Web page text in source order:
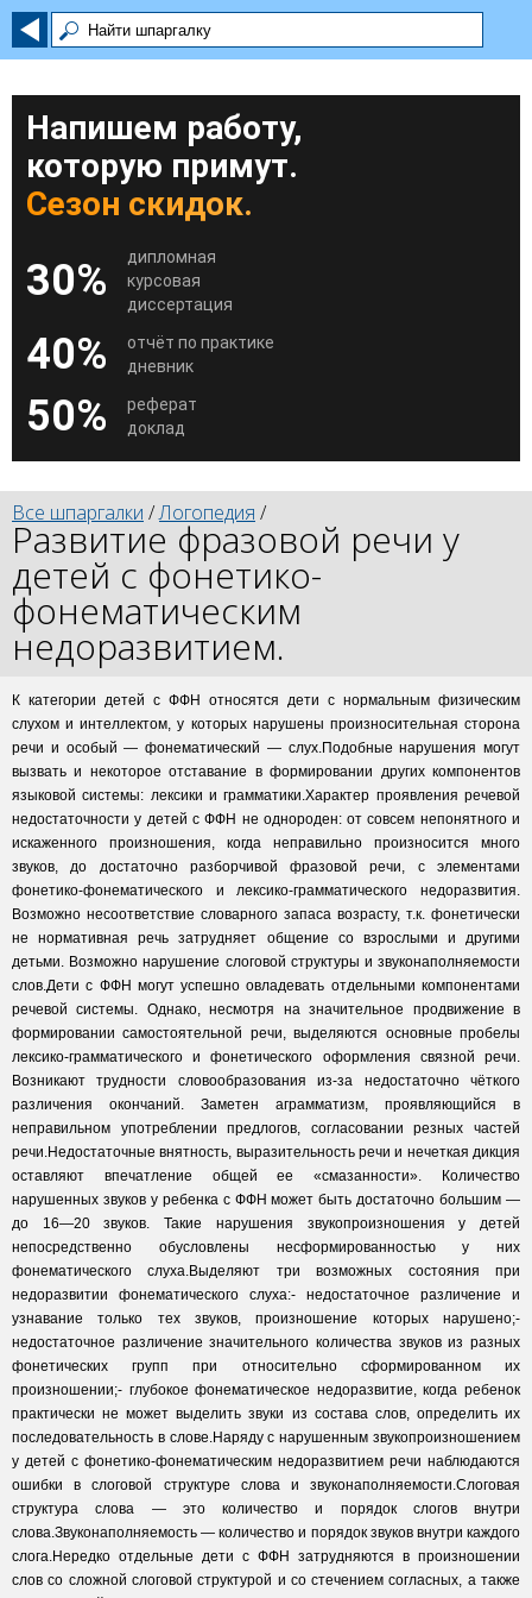
Напишем работу,
которую примут.
Сезон скидок.
30%
дипломная
курсовая
диссертация
40%
отчёт по практике
дневник
50%
реферат
доклад
Все шпаргалки /Логопедия /
Развитие фразовой речи у
детей с фонетико-
фонематическим
недоразвитием.
К категории детей с ФФН относятся дети с нормальным физическим
слухом и интеллектом, у которых нарушены произносительная сторона
речи и особый — фонематический — слух.Подобные нарушения могут
вызвать и некоторое отставание в формировании других компонентов
языковой системы: лексики и грамматики.Характер проявления речевой
недостаточности у детей с ФФН не однороден: от совсем непонятного и
искаженного произношения, когда неправильно произносится много
звуков, до достаточно разборчивой фразовой речи, с элементами
фонетико-фонематического и лексико-грамматического недоразвития.
Возможно несоответствие словарного запаса возрасту, т.к. фонетически
не нормативная речь затрудняет общение со взрослыми и другими
детьми. Возможно нарушение слоговой структуры и звуконаполняемости
слов.Дети с ФФН могут успешно овладевать отдельными компонентами
речевой системы. Однако, несмотря на значительное продвижение в
формировании самостоятельной речи, выделяются основные пробелы
лексико-грамматического и фонетического оформления связной речи.
Возникают трудности словообразования из-за недостаточно чёткого
различения окончаний. Заметен аграмматизм, проявляющийся в
неправильном употреблении предлогов, согласовании резных частей
речи.Недостаточные внятность, выразительность речи и нечеткая дикция
оставляют впечатление общей ее «смазанности». Количество
нарушенных звуков у ребенка с ФФН может быть достаточно большим —
до 16—20 звуков. Такие нарушения звукопроизношения у детей
непосредственно обусловлены несформированностью у них
фонематического слуха.Выделяют три возможных состояния при
недоразвитии фонематического слуха:- недостаточное различение и
узнавание только тех звуков, произношение которых нарушено;-
недостаточное различение значительного количества звуков из разных
фонетических групп при относительно сформированном их
произношении;- глубокое фонематическое недоразвитие, когда ребенок
практически не может выделить звуки из состава слов, определить их
последовательность в слове.Наряду с нарушенным звукопроизношением
у детей с фонетико-фонематическим недоразвитием речи наблюдаются
ошибки в слоговой структуре слова и звуконаполняемости.Слоговая
структура слова — это количество и порядок слогов внутри
слова.Звуконаполняемость — количество и порядок звуков внутри каждого
слога.Нередко отдельные дети с ФФН затрудняются в произношении
слов со сложной слоговой структурой и со стечением согласных, а также